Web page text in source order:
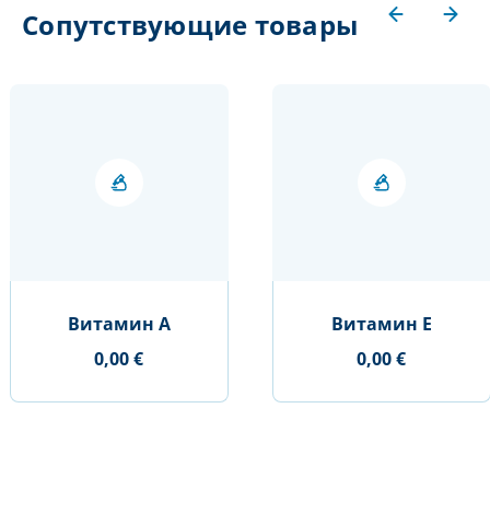
Сопутствующие товары
Витамин А
0,00 €
Витамин Е
0,00 €